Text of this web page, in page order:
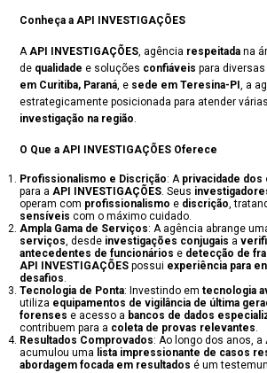
Conheça a API INVESTIGAÇÕES
AAPI INVESTIGAÇÕES, agência respeitada na
de qualidade e soluções confiáveis para
em Curitiba, Paraná, e sede em Teresina-PI , a
estrategicamente posicionada para atender
investigação na região.
O Que a API INVESTIGAÇÕES Oferece
Profissionalismo e Discrição: A privacidade dos
para a API INVESTIGAÇÕES. Seus
operam com profissionalismo e discrição,
sensíveis com o máximo cuidado.
Ampla Gama de Serviços: A agência abrange
serviços, desde investigações conjugais a
antecedentes de funcionários e detecção de
API INVESTIGAÇÕES possui experiência para
desafios.
Tecnologia de Ponta: Investindo em tecnologia
utiliza equipamentos de vigilância de última
forenses e acesso a bancos de dados
contribuem para a coleta de provas relevantes.
Resultados Comprovados: Ao longo dos anos, a
acumulou uma lista impressionante de casos
abordagem focada em resultados é um